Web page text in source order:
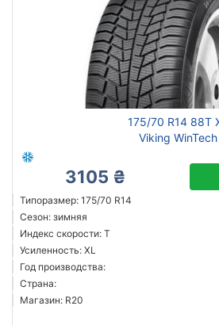
175/70 R14 88T
Viking WinTech
3105 ₴
Типоразмер: 175/70 R14
Сезон: зимняя
Индекс скорости: T
Усиленность: XL
Год производства:
Страна:
Магазин: R20